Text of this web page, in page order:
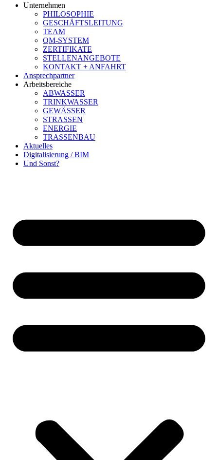
Unternehmen
PHILOSOPHIE
GESCHÄFTSLEITUNG
TEAM
QM-SYSTEM
ZERTIFIKATE
STELLENANGEBOTE
KONTAKT + ANFAHRT
Ansprechpartner
Arbeitsbereiche
ABWASSER
TRINKWASSER
GEWÄSSER
STRASSEN
ENERGIE
TRASSENBAU
Aktuelles
Digitalisierung / BIM
Und Sonst?